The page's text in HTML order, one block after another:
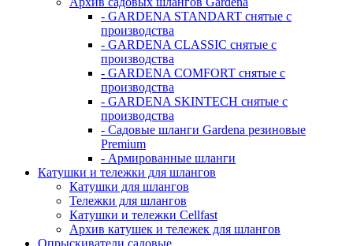
- GARDENA STANDART снятые с
производства
- GARDENA CLASSIC снятые с
производства
- GARDENA COMFORT снятые с
производства
- GARDENA SKINTECH снятые с
производства
- Садовые шланги Gardena резиновые
Premium
- Армированные шланги
Катушки и тележки для шлангов
Катушки для шлангов
Тележки для шлангов
Катушки и тележки Cellfast
Архив катушек и тележек для шлангов
Опрыскиватели садовые